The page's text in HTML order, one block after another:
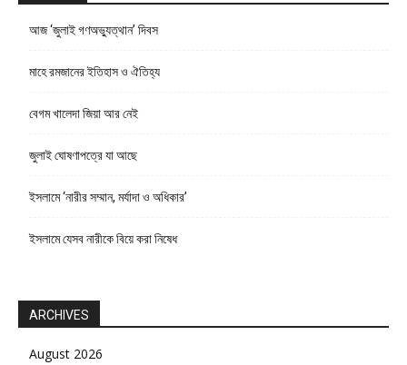
আজ ‘জুলাই গণঅভ্যুত্থান’ দিবস
মাহে রমজানের ইতিহাস ও ঐতিহ্য
বেগম খালেদা জিয়া আর নেই
জুলাই ঘোষণাপত্রে যা আছে
ইসলামে ‘নারীর সম্মান, মর্যাদা ও অধিকার’
ইসলামে যেসব নারীকে বিয়ে করা নিষেধ
ARCHIVES
August 2026